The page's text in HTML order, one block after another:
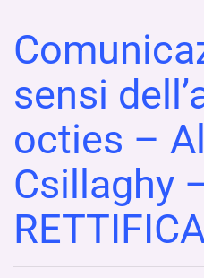
sensi
octies –
Csillaghy